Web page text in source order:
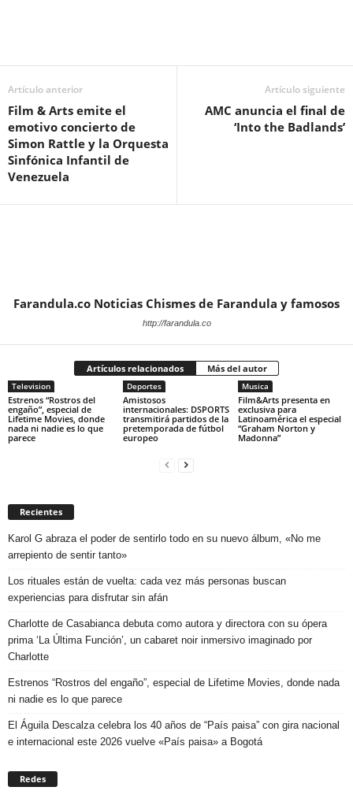
Artículo anterior
Film & Arts emite el
emotivo concierto de
Simon Rattle y la Orquesta
Sinfónica Infantil de
Venezuela
Artículo siguiente
AMC anuncia el final de
‘Into the Badlands’
Farandula.co Noticias Chismes de Farandula y famosos
http://farandula.co
Artículos relacionados Más del autor
Television
Estrenos “Rostros del
engaño”, especial de
Lifetime Movies, donde
nada ni nadie es lo que
parece
Deportes
Amistosos
internacionales: DSPORTS
transmitirá partidos de la
pretemporada de fútbol
europeo
Musica
Film&Arts presenta en
exclusiva para
Latinoamérica el especial
“Graham Norton y
Madonna”
Recientes
Karol G abraza el poder de sentirlo todo en su nuevo álbum, «No me
arrepiento de sentir tanto»
Los rituales están de vuelta: cada vez más personas buscan
experiencias para disfrutar sin afán
Charlotte de Casabianca debuta como autora y directora con su ópera
prima ‘La Última Función’, un cabaret noir inmersivo imaginado por
Charlotte
Estrenos “Rostros del engaño”, especial de Lifetime Movies, donde nada
ni nadie es lo que parece
El Águila Descalza celebra los 40 años de “País paisa” con gira nacional
e internacional este 2026 vuelve «País paisa» a Bogotá
Redes